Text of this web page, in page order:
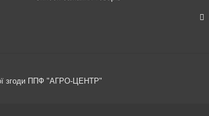
згоди ППФ "АГРО-ЦЕНТР"